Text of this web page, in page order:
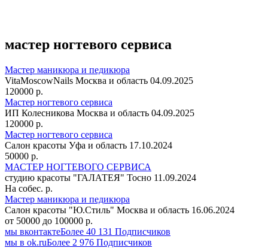
мастер ногтевого сервиса
Мастер маникюра и педикюра
VitaMoscowNails Москва и область 04.09.2025
120000 р.
Мастер ногтевого сервиса
ИП Колесникова Москва и область 04.09.2025
120000 р.
Мастер ногтевого сервиса
Салон красоты Уфа и область 17.10.2024
50000 р.
МАСТЕР НОГТЕВОГО СЕРВИСА
студию красоты "ГАЛАТЕЯ" Тосно 11.09.2024
На собес. р.
Мастер маникюра и педикюра
Салон красоты "Ю.Стиль" Москва и область 16.06.2024
от 50000 до 100000 р.
мы вконтактеБолее 40 131 Подписчиков
мы в оk.ruБолее 2 976 Подписчиков